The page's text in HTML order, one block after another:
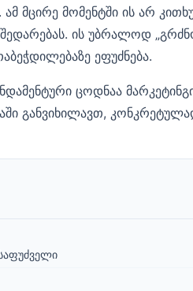
მცირე მომენტში ის არ
შედარებას. ის უბრალოდ
ეფუძნება.
ცოდნაა
განვიხილავთ,